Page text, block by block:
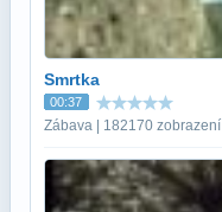
Smrtka
00:37
Zábava | 182170 zobrazení